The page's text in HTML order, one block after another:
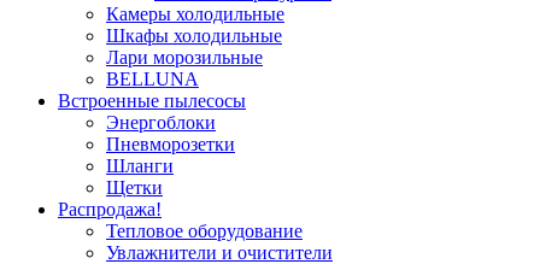
Камеры холодильные
Шкафы холодильные
Лари морозильные
BELLUNA
Встроенные пылесосы
Энергоблоки
Пневморозетки
Шланги
Щетки
Распродажа!
Тепловое оборудование
Увлажнители и очистители